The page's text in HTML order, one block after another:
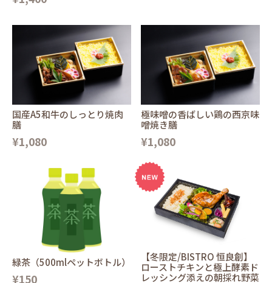
国産A5和牛のしっとり焼肉
膳
¥1,080
極味噌の香ばしい鶏の西京味
噌焼き膳
¥1,080
緑茶（500mlペットボトル）
¥150
【冬限定/BISTRO 恒良創】
ローストチキンと極上酵素ド
レッシング添えの朝採れ野菜